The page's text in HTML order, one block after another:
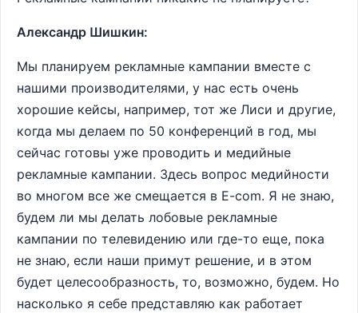
Александр Шишкин:
Мы планируем рекламные кампании вместе с
нашими производителями, у нас есть очень
хорошие кейсы, например, тот же Лиси и другие,
когда мы делаем по 50 конференций в год, мы
сейчас готовы уже проводить и медийные
рекламные кампании. Здесь вопрос медийности
во многом все же смещается в E-com. Я не знаю,
будем ли мы делать лобовые рекламные
кампании по телевидению или где-то еще, пока
не знаю, если наши примут решение, и в этом
будет целесообразность, то, возможно, будем. Но
насколько я себе представляю как работает